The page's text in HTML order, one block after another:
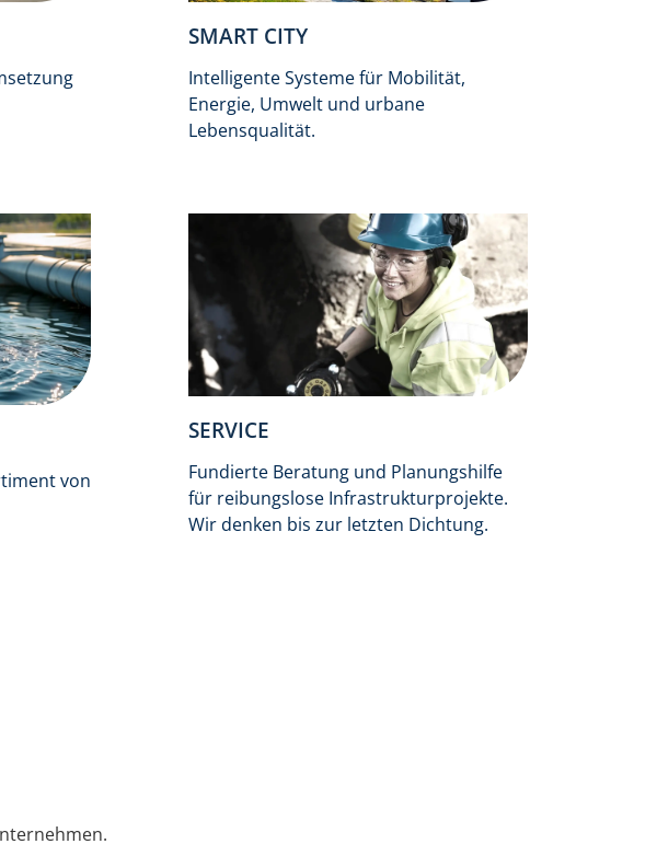
SMART CITY
Intelligente Systeme für Mobilität,
Energie, Umwelt und urbane
Lebensqualität.
von
SERVICE
Fundierte Beratung und Planungshilfe
für reibungslose Infrastrukturprojekte.
Wir denken bis zur letzten Dichtung.